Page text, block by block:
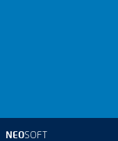
NEOSOFT